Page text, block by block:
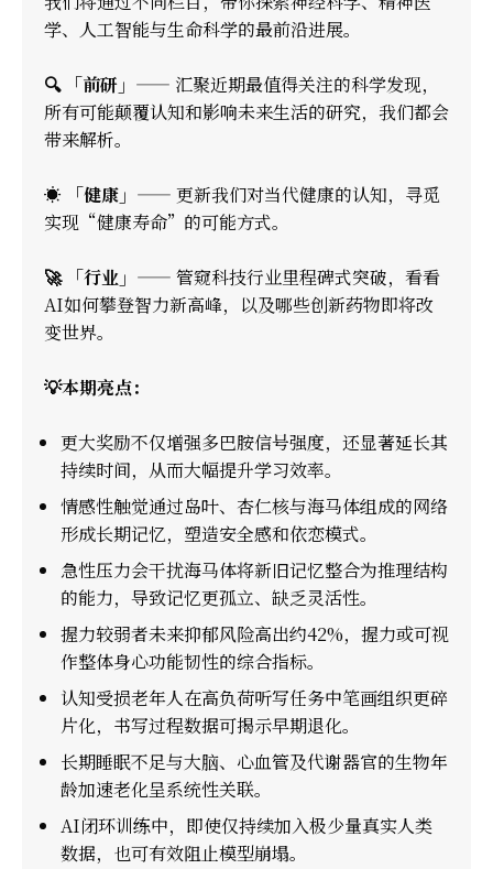
学、人工智能与生命科学的最前沿进展。
🔍 「前研」 —— 汇聚近期最值得关注的科学发现，
所有可能颠覆认知和影响未来生活的研究，我们都会
带来解析。
☀️ 「健康」 —— 更新我们对当代健康的认知，寻觅
实现“健康寿命”的可能方式。
🚀 「行业」 —— 管窥科技行业里程碑式突破，看看
AI如何攀登智力新高峰，以及哪些创新药物即将改
变世界。
💡本期亮点：
更大奖励不仅增强多巴胺信号强度，还显著延长其
持续时间，从而大幅提升学习效率。
情感性触觉通过岛叶、杏仁核与海马体组成的网络
形成长期记忆，塑造安全感和依恋模式。
急性压力会干扰海马体将新旧记忆整合为推理结构
的能力，导致记忆更孤立、缺乏灵活性。
握力较弱者未来抑郁风险高出约42%，握力或可视
作整体身心功能韧性的综合指标。
认知受损老年人在高负荷听写任务中笔画组织更碎
片化，书写过程数据可揭示早期退化。
长期睡眠不足与大脑、心血管及代谢器官的生物年
龄加速老化呈系统性关联。
AI闭环训练中，即使仅持续加入极少量真实人类
数据，也可有效阻止模型崩塌。